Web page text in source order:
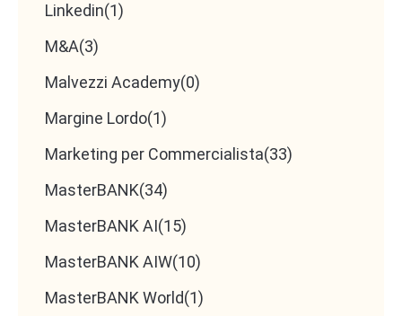
Linkedin(1)
M&A(3)
Malvezzi Academy(0)
Margine Lordo(1)
Marketing per Commercialista(33)
MasterBANK(34)
MasterBANK AI(15)
MasterBANK AIW(10)
MasterBANK World(1)